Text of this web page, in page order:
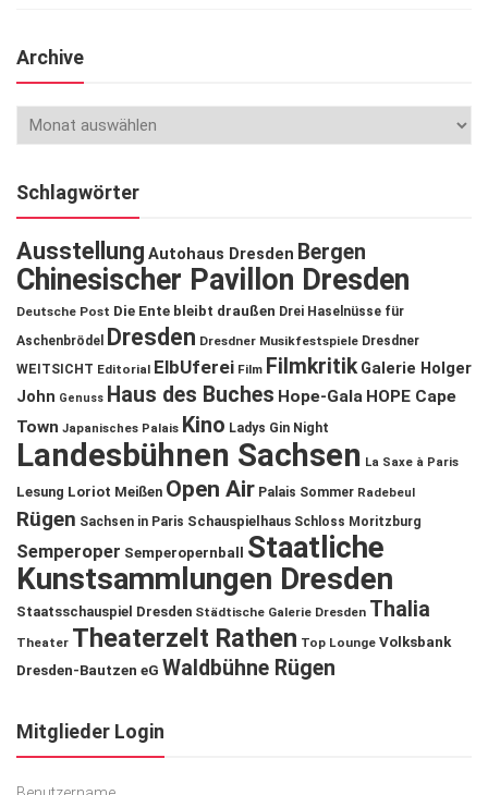
Archive
Schlagwörter
Ausstellung Autohaus Dresden Bergen
Chinesischer Pavillon Dresden
Deutsche Post Die Ente bleibt draußen Drei Haselnüsse für
Aschenbrödel
Dresden Dresdner Musikfestspiele Dresdner
WEITSICHT Editorial ElbUferei Film Filmkritik Galerie Holger
John Genuss Haus des Buches Hope-Gala HOPE Cape
Town Japanisches Palais Kino Ladys Gin Night
Landesbühnen Sachsen La Saxe à Paris
Lesung Loriot Meißen Open Air Palais Sommer Radebeul
Rügen Sachsen in Paris Schauspielhaus Schloss Moritzburg
Semperoper Semperopernball
Staatliche
Kunstsammlungen Dresden
Staatsschauspiel Dresden Städtische Galerie Dresden Thalia
Theater Theaterzelt Rathen Top Lounge Volksbank
Dresden-Bautzen eG Waldbühne Rügen
Mitglieder Login